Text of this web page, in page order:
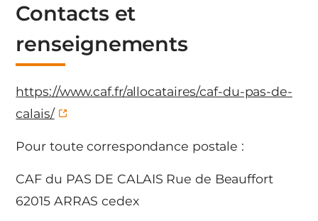
Contacts et
renseignements
https://www.caf.fr/allocataires/caf-du-pas-de-
calais/
Pour toute correspondance postale :
CAF du PAS DE CALAIS Rue de Beauffort
62015 ARRAS cedex